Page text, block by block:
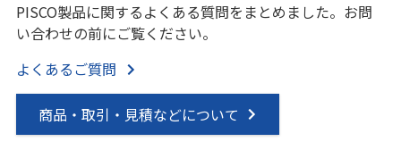
PISCO製品に関するよくある質問をまとめました。お問
い合わせの前にご覧ください。
よくあるご質問
商品・取引・見積などについて